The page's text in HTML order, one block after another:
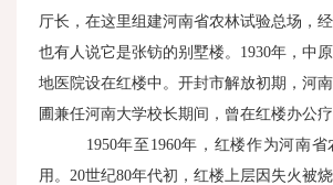
厅长，在这里组建河南省农林试验总场，
也有人说它是张钫的别墅楼。 1930年，中
地医院设在红楼中。开封市解放初期，河
圃兼任河南大学校长期间，曾在红楼办公疗
1950年至 1960年，红楼作为河南省
用。 20世纪80年代初，红楼上层因失火被